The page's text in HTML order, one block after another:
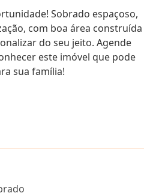
Sobrado espaçoso,
com boa área construída
do seu jeito. Agende
este imóvel que pode
sua família!